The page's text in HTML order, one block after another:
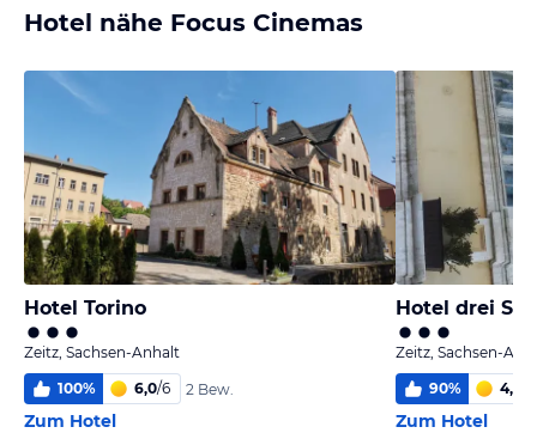
Hotel nähe Focus Cinemas
Hotel Torino
Zeitz, Sachsen-Anhalt
100% 6,0/6 2 Bew.
Zum Hotel
Hotel drei
Zeitz, Sachsen-
90% 4,8
Zum Hotel